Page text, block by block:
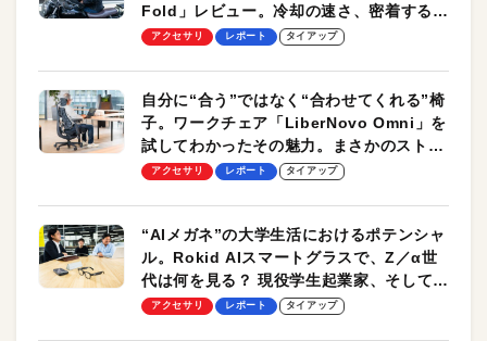
Fold」レビュー。冷却の速さ、密着する冷
却プレート、シンプルな操作性がグッド！
アクセサリ レポート タイアップ
自分に“合う”ではなく“合わせてくれる”椅
子。ワークチェア「LiberNovo Omni」を
試してわかったその魅力。まさかのストレ
ッチ機能も搭載
アクセサリ レポート タイアップ
“AIメガネ”の大学生活におけるポテンシャ
ル。Rokid AIスマートグラスで、Z／α世
代は何を見る？ 現役学生起業家、そして教
授による体験会レポート【PR】
アクセサリ レポート タイアップ